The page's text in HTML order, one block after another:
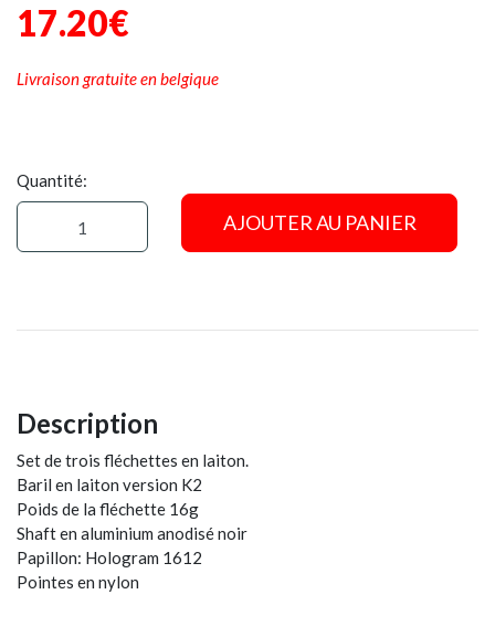
17.20€
Livraison gratuite en belgique
Quantité:
AJOUTER AU PANIER
Description
Set de trois fléchettes en laiton.
Baril en laiton version K2
Poids de la fléchette 16g
Shaft en aluminium anodisé noir
Papillon: Hologram 1612
Pointes en nylon